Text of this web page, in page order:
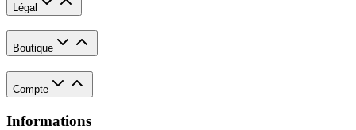
Légal
Boutique
Compte
Informations